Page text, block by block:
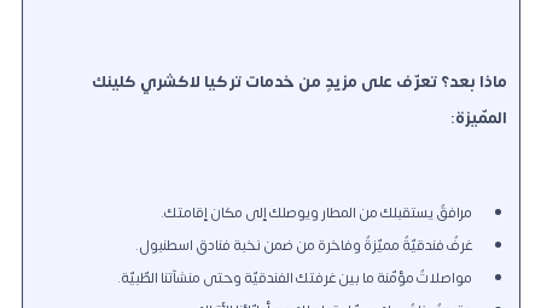
ماذا بعد؟ تعرّف على مزيدٍ من خدمات تركيا لاكشري كلينك
الممّيزة:
مرافقٌ يستقبلك من المطار ويوصلك إلى مكان إقامتك.
غرفٌ فندقيّةٌ مميّزةٌ وفاخرة من ضمن نخبة فنادق اسطنبول.
مواصلاتٌ مؤمّنة ما بين غرفتك الفندقيّة وحتى منشآتنا الطّبيّة.